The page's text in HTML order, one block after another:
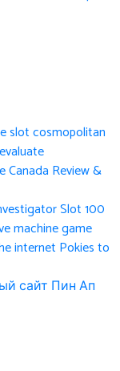
slot cosmopolitan
Canada Review &
Slot 100
machine game
internet Pokies to
сайт Пин Ап